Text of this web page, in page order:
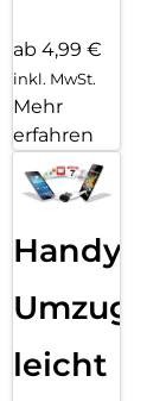
ab 4,99 €
inkl. MwSt.
Mehr
erfahren
Handy
Umzug
leicht